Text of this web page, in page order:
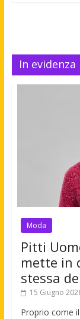
In evidenza
Moda
Pitti
mette in
stessa
15 Giugno
Proprio come